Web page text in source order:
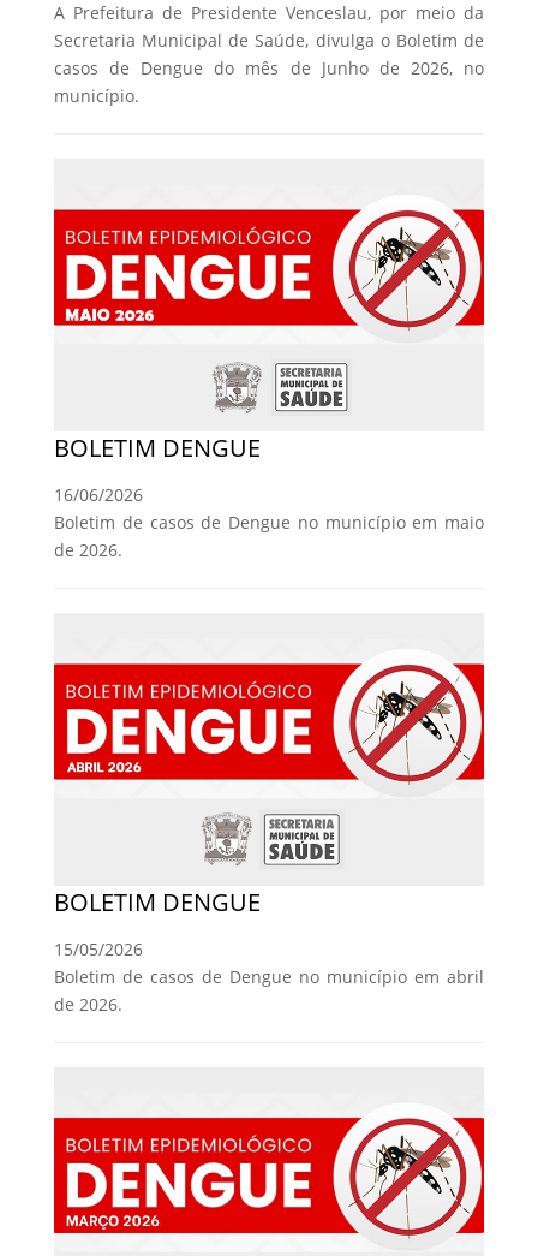
A Prefeitura de Presidente Venceslau, por meio da
Secretaria Municipal de Saúde, divulga o Boletim de
casos de Dengue do mês de Junho de 2026, no
município.
BOLETIM DENGUE
16/06/2026
Boletim de casos de Dengue no município em maio
de 2026.
BOLETIM DENGUE
15/05/2026
Boletim de casos de Dengue no município em abril
de 2026.